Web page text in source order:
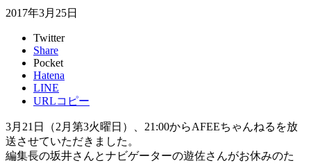
2017年3月25日
Twitter
Share
Pocket
Hatena
LINE
URLコピー
3月21日（2月第3火曜日）、21:00からAFEEちゃんねるを放
送させていただきました。
編集長の坂井さんとナビゲーターの遊佐さんがお休みのた